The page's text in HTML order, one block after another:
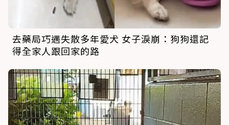
去藥局巧遇失散多年愛犬 女子淚崩：狗狗還記
得全家人跟回家的路